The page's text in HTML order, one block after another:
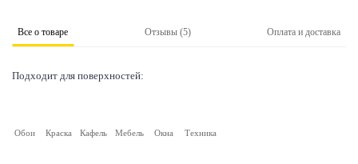
Все о товаре Отзывы (5) Оплата и доставка
Подходит для поверхностей:
Обои Краска Кафель Мебель Окна Техника